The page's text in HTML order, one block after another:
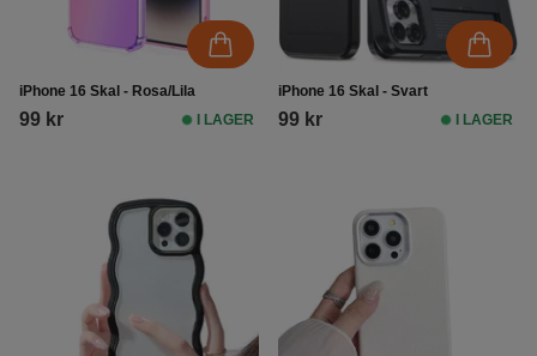
iPhone 16 Skal - Rosa/Lila
99 kr I LAGER
iPhone 16 Skal - Svart
99 kr I LAGER